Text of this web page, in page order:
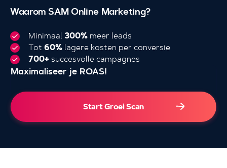
Waarom SAM Online Marketing?
Minimaal 300% meer leads
Tot 60% lagere kosten per conversie
700+ succesvolle campagnes
Maximaliseer je ROAS!
Start Groei Scan